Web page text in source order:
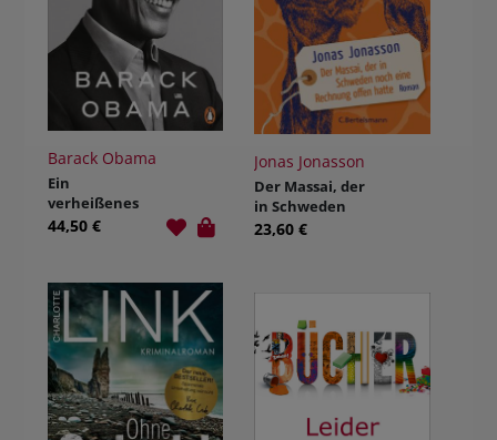
Barack Obama
Ein
verheißenes
Land
44,50 €
Jonas Jonasson
Der Massai, der
in Schweden
noch eine
23,60 €